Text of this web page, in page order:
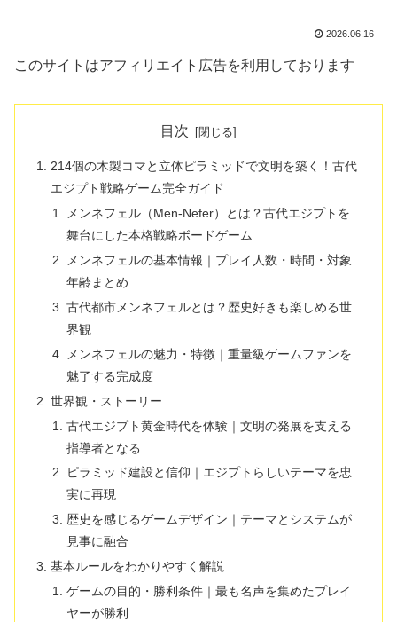
2026.06.16
このサイトはアフィリエイト広告を利用しております
目次
214個の木製コマと立体ピラミッドで文明を築く！古代
エジプト戦略ゲーム完全ガイド
メンネフェル（Men-Nefer）とは？古代エジプトを
舞台にした本格戦略ボードゲーム
メンネフェルの基本情報｜プレイ人数・時間・対象
年齢まとめ
古代都市メンネフェルとは？歴史好きも楽しめる世
界観
メンネフェルの魅力・特徴｜重量級ゲームファンを
魅了する完成度
世界観・ストーリー
古代エジプト黄金時代を体験｜文明の発展を支える
指導者となる
ピラミッド建設と信仰｜エジプトらしいテーマを忠
実に再現
歴史を感じるゲームデザイン｜テーマとシステムが
見事に融合
基本ルールをわかりやすく解説
ゲームの目的・勝利条件｜最も名声を集めたプレイ
ヤーが勝利